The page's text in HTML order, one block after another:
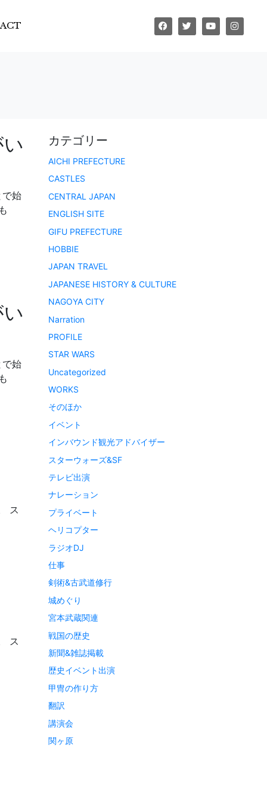
で始
で始
ス
ス
カテゴリー
AICHI PREFECTURE
CASTLES
CENTRAL JAPAN
ENGLISH SITE
GIFU PREFECTURE
HOBBIE
JAPAN TRAVEL
JAPANESE HISTORY & CULTURE
NAGOYA CITY
Narration
PROFILE
STAR WARS
Uncategorized
WORKS
そのほか
イベント
インバウンド観光アドバイザー
スターウォーズ&SF
テレビ出演
ナレーション
プライベート
ヘリコプター
ラジオDJ
仕事
剣術&古武道修行
城めぐり
宮本武蔵関連
戦国の歴史
新聞&雑誌掲載
歴史イベント出演
甲冑の作り方
翻訳
講演会
関ヶ原